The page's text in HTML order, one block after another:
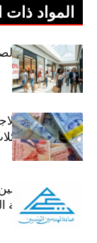
المواد ذات
اليوم: إنطلاق
وزير الشؤون
صرف منح
عمادة
احترام التعريفة